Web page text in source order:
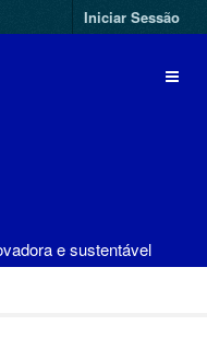
Iniciar Sessão
e sustentável